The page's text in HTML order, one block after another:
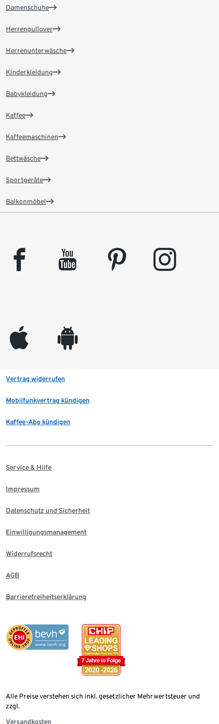
Damenschuhe
Herrenpullover
Herrenunterwäsche
Kinderkleidung
Babykleidung
Kaffee
Kaffeemaschinen
Bettwäsche
Sportgeräte
Balkonmöbel
facebook youtube pinterest instagram
appleinc android
Vertrag widerrufen
Mobilfunkvertrag kündigen
Kaffee-Abo kündigen
Service & Hilfe
Impressum
Datenschutz und Sicherheit
Einwilligungsmanagement
Widerrufsrecht
AGB
Barrierefreiheitserklärung
Alle Preise verstehen sich inkl. gesetzlicher Mehrwertsteuer und
zzgl.
Versandkosten